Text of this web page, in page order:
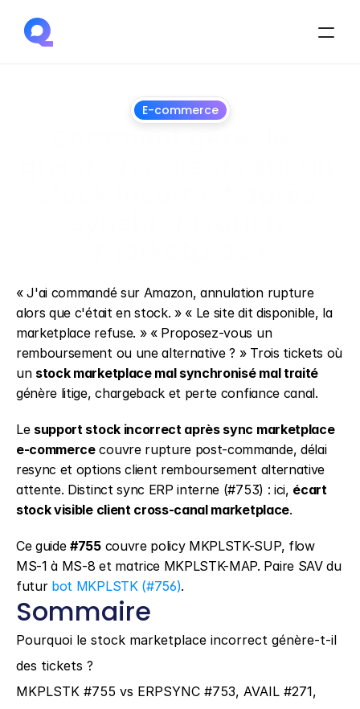
E-commerce
« J'ai commandé sur Amazon, annulation rupture
alors que c'était en stock. » « Le site dit disponible, la
marketplace refuse. » « Proposez-vous un
remboursement ou une alternative ? » Trois tickets où
un stock marketplace mal synchronisé mal traité
génère litige, chargeback et perte confiance canal.
Le support stock incorrect après sync marketplace
e-commerce couvre rupture post-commande, délai
resync et options client remboursement alternative
attente. Distinct sync ERP interne (#753) : ici, écart
stock visible client cross-canal marketplace.
Ce guide #755 couvre policy MKPLSTK-SUP, flow
MS-1 à MS-8 et matrice MKPLSTK-MAP. Paire SAV du
futur bot MKPLSTK (#756).
Sommaire
Pourquoi le stock marketplace incorrect génère-t-il
des tickets ?
MKPLSTK #755 vs ERPSYNC #753, AVAIL #271,